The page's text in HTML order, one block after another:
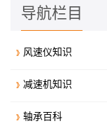
导航栏目
风速仪知识
减速机知识
轴承百科